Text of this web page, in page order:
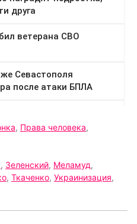
, Права человека,
, Зеленский, Меламуд,
, Ткаченко, Украинизация,